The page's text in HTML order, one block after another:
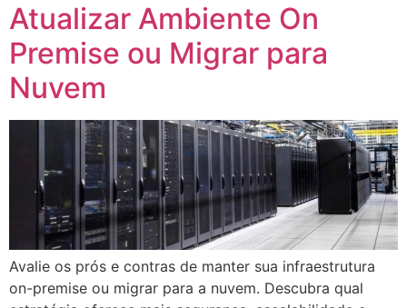
Atualizar Ambiente On
Premise ou Migrar para
Nuvem
Avalie os prós e contras de manter sua infraestrutura
on-premise ou migrar para a nuvem. Descubra qual